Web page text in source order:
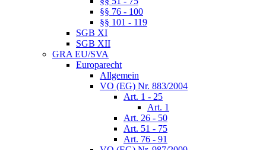
§§ 76 - 100
§§ 101 - 119
SGB XI
SGB XII
GRA EU/SVA
Europarecht
Allgemein
VO (EG) Nr. 883/2004
Art. 1 - 25
Art. 1
Art. 26 - 50
Art. 51 - 75
Art. 76 - 91